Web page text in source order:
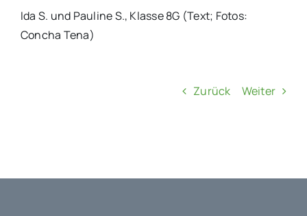
Ida S. und Pauline S., Klasse 8G (Text; Fotos:
Concha Tena)
Zurück Weiter